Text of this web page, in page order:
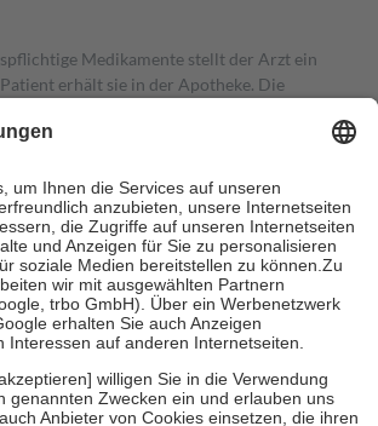
Medikamente stellt der Arzt ein
erhält sie in der Apotheke. Die
trägt einen Teil davon als Zuzahlung
Mitglieder Zuzahlungen in Höhe von zehn
mindestensjedochfünf Euround
Es sind jedoch nie mehr als die tatsächlichen
zu entrichten.
grundsätzlich auch für Online-Apotheken.
Krankenpflege beträgt die
der Kosten sowie zehn Euro je
der Versicherten für ihre eigene Gesundheit zu
Stellung der Familie zu unterstützen,